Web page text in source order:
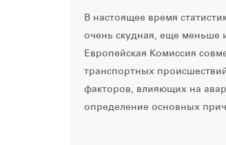
В настоящее время
очень скудная, еще меньше
Европейская Комиссия
транспортных
факторов, влияющих на
определение основных